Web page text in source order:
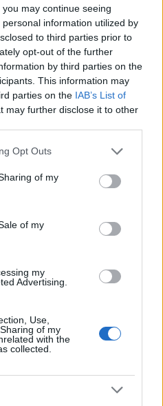
may continue seeing
information utilized by
to third parties prior to
opt-out of the further
by third parties on the
This information may
parties on the IAB’s List of
may further disclose it to other
uses one or more Google
behaviour. You may click to
and its third-party tags to
purposes in below Google
Opt Outs
of my
of my
my
Advertising.
Use,
of my
with the
collected.